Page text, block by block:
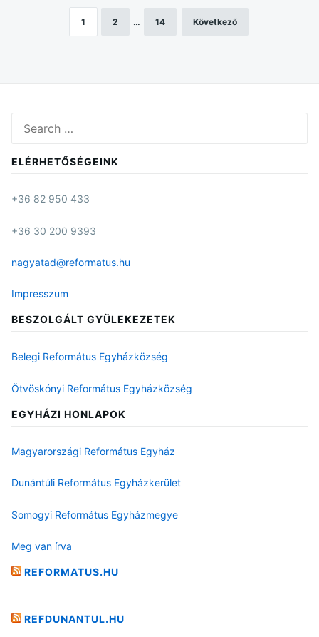
Bejegyzések
1 2 … 14 Következő
for:
ELÉRHETŐSÉGEINK
+36 82 950 433
+36 30 200 9393
nagyatad@reformatus.hu
Impresszum
BESZOLGÁLT GYÜLEKEZETEK
Belegi Református Egyházközség
Ötvöskónyi Református Egyházközség
EGYHÁZI HONLAPOK
Magyarországi Református Egyház
Dunántúli Református Egyházkerület
Somogyi Református Egyházmegye
Meg van írva
REFORMATUS.HU
REFDUNANTUL.HU